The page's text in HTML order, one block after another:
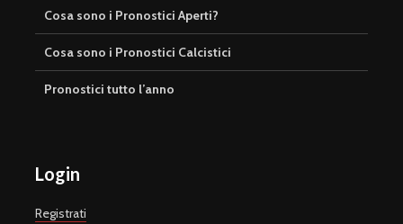
Cosa sono i Pronostici Aperti?
Cosa sono i Pronostici Calcistici
Pronostici tutto l’anno
Login
Registrati